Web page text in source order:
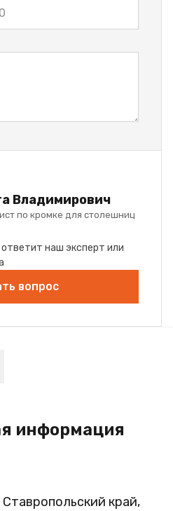
Владимирович
по кромке для столешниц
наш эксперт или
вопрос
информация
край,